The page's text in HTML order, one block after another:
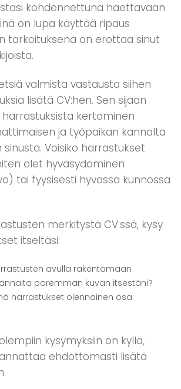
kohdennettuna haettavaan
on lupa käyttää ripaus
tarkoituksena on erottaa sinut
valmista vastausta siihen
lisätä CV:hen. Sen sijaan
kertominen
ja työpaikan kannalta
sinusta. Voisiko harrastukset
olet hyväsydäminen
tai fyysisesti hyvässä kunnossa
merkitystä CV:ssä, kysy
itseltäsi:
avulla rakentamaan
paremman kuvan itsestäni?
harrastukset olennainen osa
kysymyksiin on kyllä,
ehdottomasti lisätä